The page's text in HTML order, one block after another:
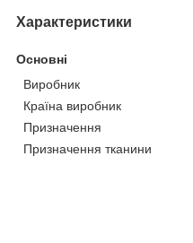
Характеристики
Основні
Виробник
Країна виробник
Призначення
Призначення тканини